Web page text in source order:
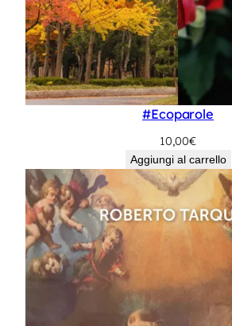
#Ecoparole
10,00€
Aggiungi al carrello